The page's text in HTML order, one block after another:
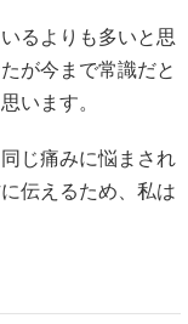
るよりも多いと思
が今まで常識だと
います。
じ痛みに悩まされ
伝えるため、私は